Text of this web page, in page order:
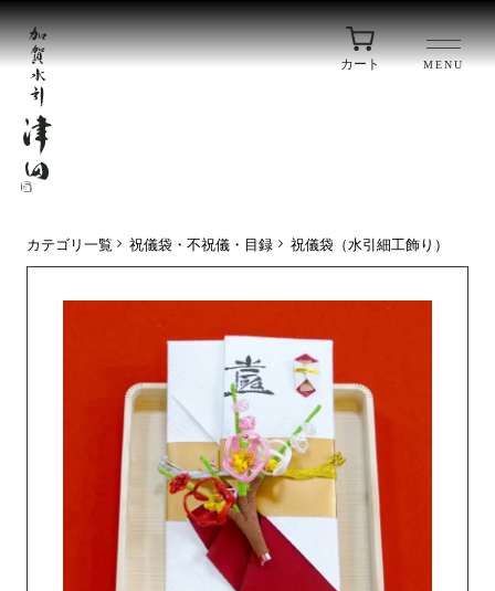
MENU
カート
カテゴリ一覧 祝儀袋・不祝儀・目録 祝儀袋（水引細工飾り）